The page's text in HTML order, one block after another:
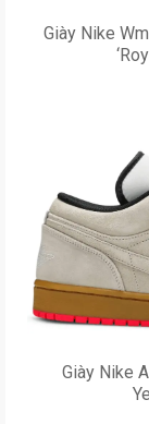
Giày Nike
Giày Nike